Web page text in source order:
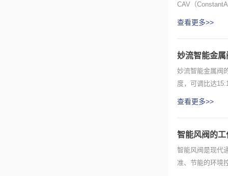
CAV（
查看更多>>
妙流智能金属
妙流智能金属阀
度，可调比达
查看更多>>
智能风阀的
智能风阀​​是现代
准、节能的环境